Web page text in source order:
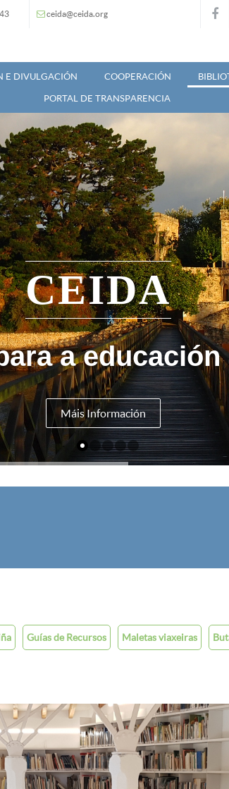
ceida@ceida.org
E DIVULGACIÓN COOPERACIÓN
PORTAL DE TRANSPARENCIA
a
Máis Información
CEIDA
Guías de Recursos Maletas viaxeiras